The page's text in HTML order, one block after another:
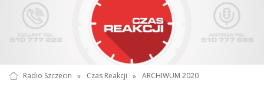
Radio Szczecin » Czas Reakcji » ARCHIWUM 2020